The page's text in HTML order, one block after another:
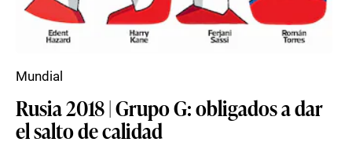
Rusia 2018 | Grupo G: obligados a dar
el salto de calidad
Mundial